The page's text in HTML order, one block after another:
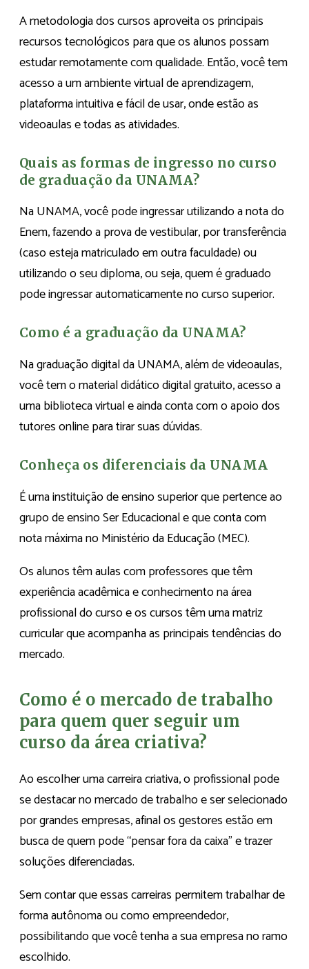
A metodologia dos cursos aproveita os principais
recursos tecnológicos para que os alunos possam
estudar remotamente com qualidade. Então, você tem
acesso a um ambiente virtual de aprendizagem,
plataforma intuitiva e fácil de usar, onde estão as
videoaulas e todas as atividades.
Quais as formas de ingresso no curso
de graduação da UNAMA?
Na UNAMA, você pode ingressar utilizando a nota do
Enem, fazendo a prova de vestibular, por transferência
(caso esteja matriculado em outra faculdade) ou
utilizando o seu diploma, ou seja, quem é graduado
pode ingressar automaticamente no curso superior.
Como é a graduação da UNAMA?
Na graduação digital da UNAMA, além de videoaulas,
você tem o material didático digital gratuito, acesso a
uma biblioteca virtual e ainda conta com o apoio dos
tutores online para tirar suas dúvidas.
Conheça os diferenciais da UNAMA
É uma instituição de ensino superior que pertence ao
grupo de ensino Ser Educacional e que conta com
nota máxima no Ministério da Educação (MEC).
Os alunos têm aulas com professores que têm
experiência acadêmica e conhecimento na área
profissional do curso e os cursos têm uma matriz
curricular que acompanha as principais tendências do
mercado.
Como é o mercado de trabalho
para quem quer seguir um
curso da área criativa?
Ao escolher uma carreira criativa, o profissional pode
se destacar no mercado de trabalho e ser selecionado
por grandes empresas, afinal os gestores estão em
busca de quem pode “pensar fora da caixa” e trazer
soluções diferenciadas.
Sem contar que essas carreiras permitem trabalhar de
forma autônoma ou como empreendedor,
possibilitando que você tenha a sua empresa no ramo
escolhido.